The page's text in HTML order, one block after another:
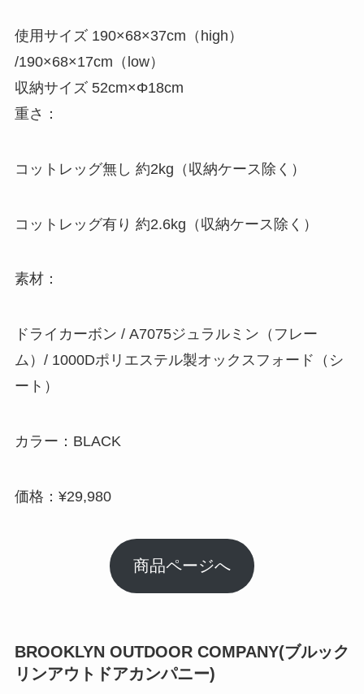
使用サイズ 190×68×37cm（high）
/190×68×17cm（low）
収納サイズ 52cm×Φ18cm
重さ：
コットレッグ無し 約2kg（収納ケース除く）
コットレッグ有り 約2.6kg（収納ケース除く）
素材：
ドライカーボン / A7075ジュラルミン（フレー
ム）/ 1000Dポリエステル製オックスフォード（シ
ート）
カラー：BLACK
価格：¥29,980
商品ページへ
BROOKLYN OUTDOOR COMPANY(ブルック
リンアウトドアカンパニー)